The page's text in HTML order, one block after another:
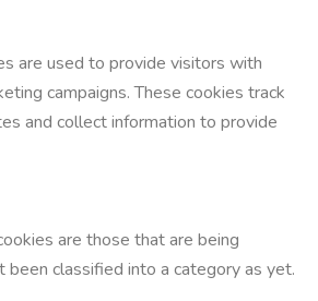
are used to provide visitors with
campaigns. These cookies track
and collect information to provide
are those that are being
been classified into a category as yet.